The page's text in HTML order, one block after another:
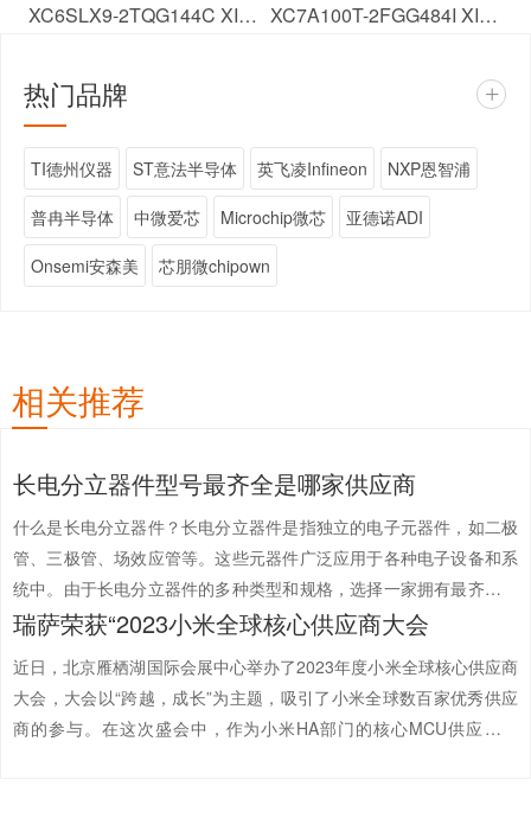
XC6SLX9-2TQG144C XILINX(赛灵思) 可编程逻辑器件 XC7A100T-2FGG484I XILINX(赛灵思) 可编程逻辑器件
热门品牌 +
TI德州仪器 ST意法半导体 英飞凌Infineon NXP恩智浦
普冉半导体 中微爱芯 Microchip微芯 亚德诺ADI
Onsemi安森美 芯朋微chipown
相关推荐
长电分立器件型号最齐全是哪家供应商
什么是长电分立器件？长电分立器件是指独立的电子元器件，如二极
管、三极管、场效应管等。这些元器件广泛应用于各种电子设备和系
统中。由于长电分立器件的多种类型和规格，选择一家拥有最齐全型
号的供应商尤为重要。那么，究竟哪家供应商拥有最齐全的长电分立
瑞萨荣获“2023小米全球核心供应商大会
近日，北京雁栖湖国际会展中心举办了2023年度小米全球核心供应商
大会，大会以“跨越，成长”为主题，吸引了小米全球数百家优秀供应
商的参与。在这次盛会中，作为小米HA部门的核心MCU供应商之